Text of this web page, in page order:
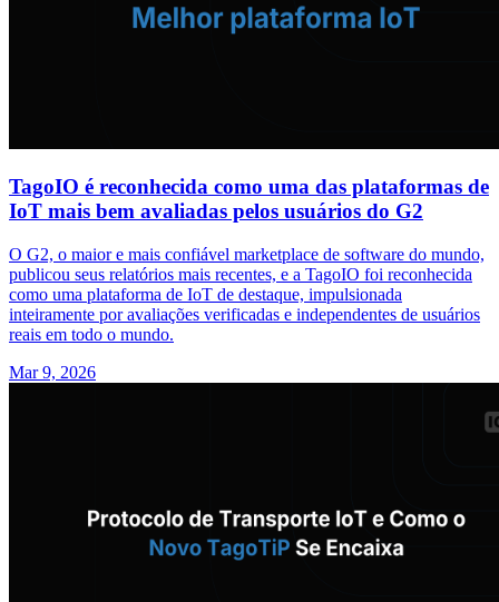
TagoIO é reconhecida como uma das plataformas de
IoT mais bem avaliadas pelos usuários do G2
O G2, o maior e mais confiável marketplace de software do mundo,
publicou seus relatórios mais recentes, e a TagoIO foi reconhecida
como uma plataforma de IoT de destaque, impulsionada
inteiramente por avaliações verificadas e independentes de usuários
reais em todo o mundo.
Mar 9, 2026